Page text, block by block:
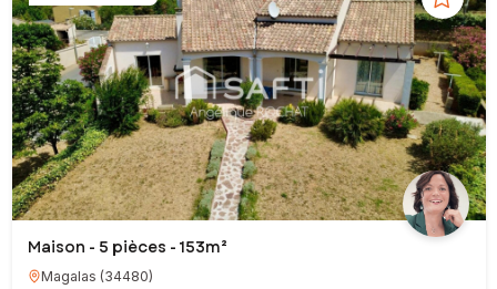
Maison - 5 pièces - 153m²
Magalas (34480)